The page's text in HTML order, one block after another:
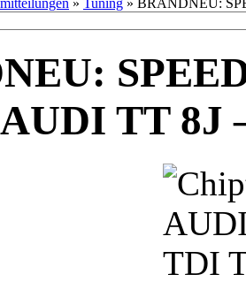
» Tuning » BRANDNEU:
TT 8J